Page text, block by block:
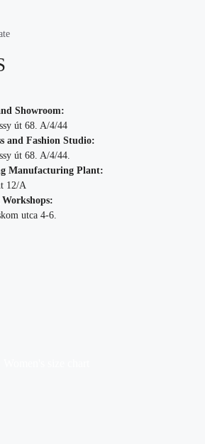
Showroom:
út 68. A/4/44
and Fashion Studio:
út 68. A/4/44.
Manufacturing Plant:
12/A
utca 4-6.